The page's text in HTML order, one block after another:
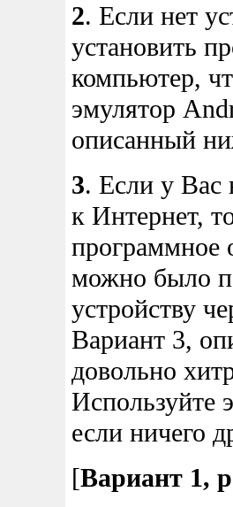
2. Если нет
установить
компьютер,
эмулятор
описанный
3. Если у Вас
к Интернет,
программное
можно было
устройству
Вариант 3,
довольно
Используйте
если ничего
[Вариант 1,